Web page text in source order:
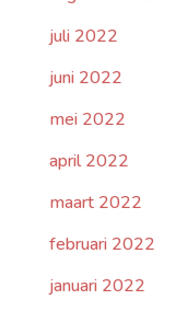
juli 2022
juni 2022
mei 2022
april 2022
maart 2022
februari 2022
januari 2022